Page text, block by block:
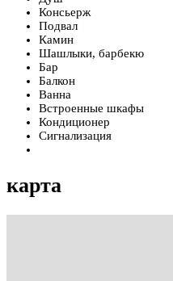
Консьерж
Подвал
Камин
Шашлыки, барбекю
Бар
Балкон
Ванна
Встроенные шкафы
Кондиционер
Сигнализация
карта